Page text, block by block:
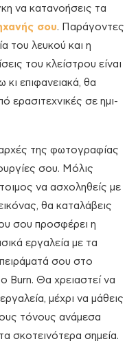
να κατανοήσεις τα
σου. Παράγοντες
του λευκού και η
του κλείστρου είναι
επιφανειακά, θα
ερασιτεχνικές σε ημι-
αρχές της φωτογραφίας
σου. Μόλις
να ασχοληθείς με
θα καταλάβεις
σου προσφέρει η
εργαλεία με τα
σου στο
Burn. Θα χρειαστεί να
μέχρι να μάθεις
τόνους ανάμεσα
σκοτεινότερα σημεία.